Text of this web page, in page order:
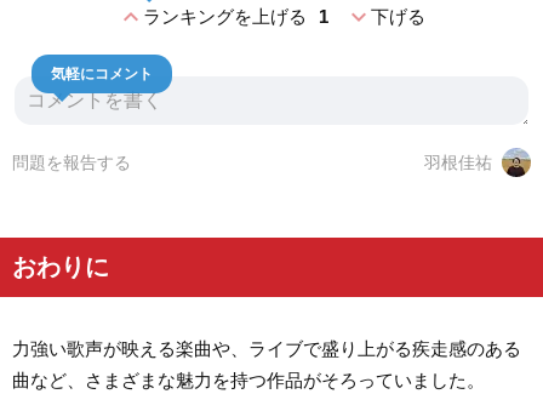
expand_lessランキングを上げる 1 expand_more下げる
気軽にコメント
羽根佳祐
問題を報告する
おわりに
力強い歌声が映える楽曲や、ライブで盛り上がる疾走感のある
曲など、さまざまな魅力を持つ作品がそろっていました。